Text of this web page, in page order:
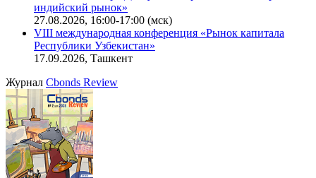
Онлайн-семинар «Новый стандарт инвестиций в
офисную недвижимость»
11.08.2026, 16:30-18:00 (мск)
Онлайн-семинар «Доступ иностранных инвесторов на
индийский рынок»
VIII международная конференция «Рынок капитала
Республики Узбекистан»
17.09.2026, Ташкент
ЖурналCbonds Review